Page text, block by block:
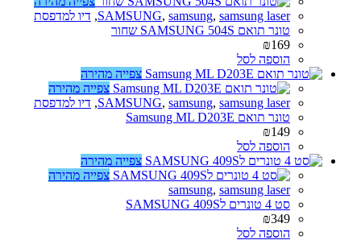
SAMSUNG, samsung, samsung laser
, דיו למדפסת
טונר תואם SAMSUNG 504S שחור
₪169
הוספה לסל
צפייה מהירה
צפייה מהירה
SAMSUNG, samsung, samsung laser
, דיו למדפסת
טונר תואם Samsung ML D203E
₪149
הוספה לסל
צפייה מהירה
צפייה מהירה
samsung, samsung laser
סט 4 טונרים לSAMSUNG 409S
₪349
הוספה לסל